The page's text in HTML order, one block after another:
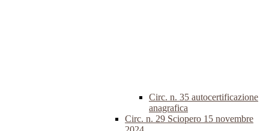
Circ. n. 35 autocertificazione
anagrafica
Circ. n. 29 Sciopero 15 novembre